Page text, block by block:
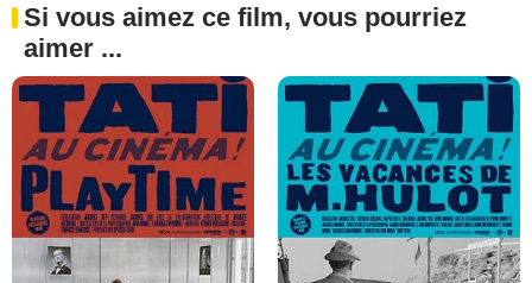
Si vous aimez ce film, vous pourriez
aimer ...